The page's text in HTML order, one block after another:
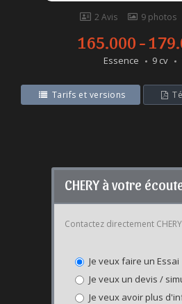
2 Avis 9 photos
165.000 -
Essence 9 cv
Tarifs et versions
CHERY à votre
Contactez directement
Je veux faire un Essai
Je veux un devis /
Je veux avoir plus